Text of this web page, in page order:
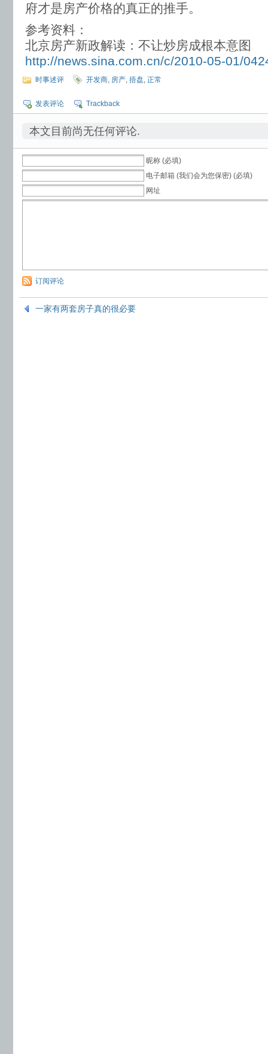
府才是房产价格的真正的推手。
参考资料：
北京房产新政解读：不让炒房成根本意图
http://news.sina.com.cn/c/2010-05-01/
时事述评 开发商, 房产, 捂盘, 正常
发表评论 Trackback
本文目前尚无任何评论.
昵称 (必填)
电子邮箱 (我们会为您保密) (必填)
网址
订阅评论
一家有两套房子真的很必要